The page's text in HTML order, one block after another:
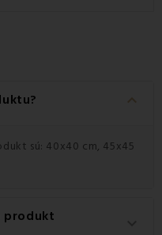
keyboard_arrow_down
sú: 40x40 cm, 45x45
produkt